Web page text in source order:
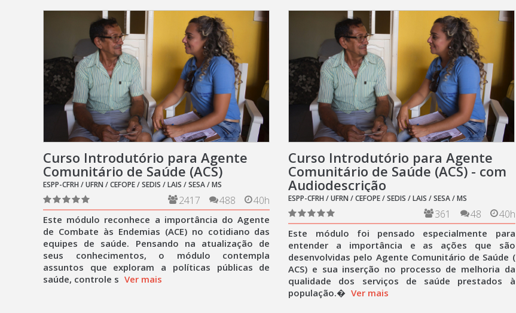
Curso Introdutório para Agente
Comunitário de Saúde (ACS)
ESPP-CFRH / UFRN / CEFOPE / SEDIS / LAIS / SESA / MS
40h
488
2417
Este módulo reconhece a importância do Agente
de Combate às Endemias (ACE) no cotidiano das
equipes de saúde. Pensando na atualização de
seus conhecimentos, o módulo contempla
assuntos que exploram a políticas públicas de
saúde, controle s Ver mais
Curso Introdutório para Agente
Comunitário de Saúde (ACS) - com
Audiodescrição
ESPP-CFRH / UFRN / CEFOPE / SEDIS / LAIS / SESA / MS
40h
48
361
Este módulo foi pensado especialmente para
entender a importância e as ações que são
desenvolvidas pelo Agente Comunitário de Saúde (
ACS) e sua inserção no processo de melhoria da
qualidade dos serviços de saúde prestados à
população.� Ver mais